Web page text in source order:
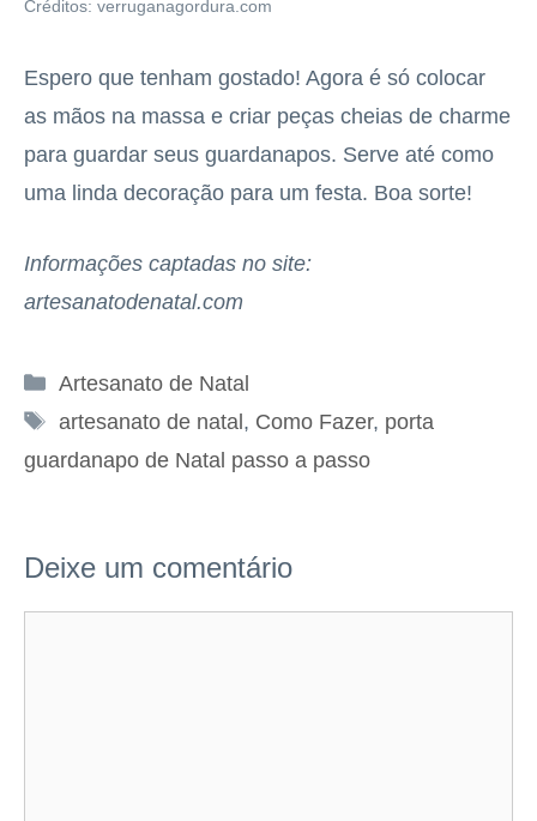
Créditos: verruganagordura.com
Espero que tenham gostado! Agora é só colocar
as mãos na massa e criar peças cheias de charme
para guardar seus guardanapos. Serve até como
uma linda decoração para um festa. Boa sorte!
Informações captadas no site:
artesanatodenatal.com
Categorias
Artesanato de Natal
Tags
artesanato de natal, Como Fazer, porta
guardanapo de Natal passo a passo
Deixe um comentário